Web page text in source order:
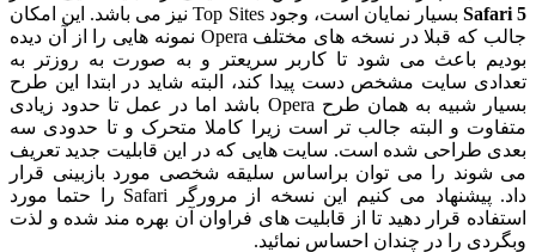
بسیار نمایان است، وجود Top Sites نیز می باشد. این امکان
جالب که قبلا در نسخه های مختلف Opera نمونه هایی را از آن دیده
باعث می شود تا کاربر سریعتر و به صورت به روزتر به
سایت مشخص دست پیدا کند، البته شاید در ابتدا این طرح
بسیار شبیه به همان طرح Opera باشد اما در عمل تا حدود زیادی
و البته جالب تر است زیرا کاملا متحرک و تا حدودی سه
طراحی شده است. سایت هایی که در این قابلیت جدید تعریف
را می توان براساس سلیقه شخصی مورد بازبینی قرار
داد. پیشنهاد می کنیم این نسخه از مرورگر Safari را حتما مورد
قرار دهید تا از قابلیت های فراوان آن بهره مند شده و لذت
را در چندان احساس نمائید.